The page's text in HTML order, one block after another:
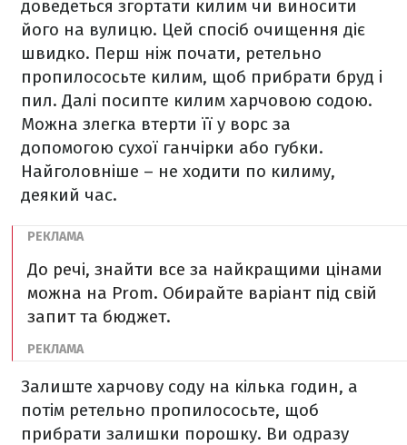
доведеться згортати килим чи виносити
його на вулицю. Цей спосіб очищення діє
швидко. Перш ніж почати, ретельно
пропилососьте килим, щоб прибрати бруд і
пил. Далі посипте килим харчовою содою.
Можна злегка втерти її у ворс за
допомогою сухої ганчірки або губки.
Найголовніше – не ходити по килиму,
деякий час.
До речі, знайти все за найкращими цінами
можна на Prom. Обирайте варіант під свій
запит та бюджет.
Залиште харчову соду на кілька годин, а
потім ретельно пропилососьте, щоб
прибрати залишки порошку. Ви одразу